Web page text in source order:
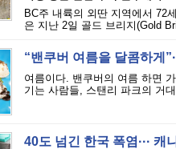
BC주 내륙의 외딴 지역에서 72
은 지난 2일 골드 브리지(Gold
“밴쿠버 여름을 달콤하게
여름이다. 밴쿠버의 여름 하면
기는 사람들, 스탠리 파크의 거
40도 넘긴 한국 폭염···